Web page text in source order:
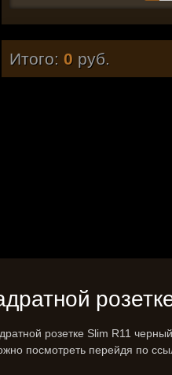
Итого: 0 руб.
розетке Slim R11
посмотреть перейдя по